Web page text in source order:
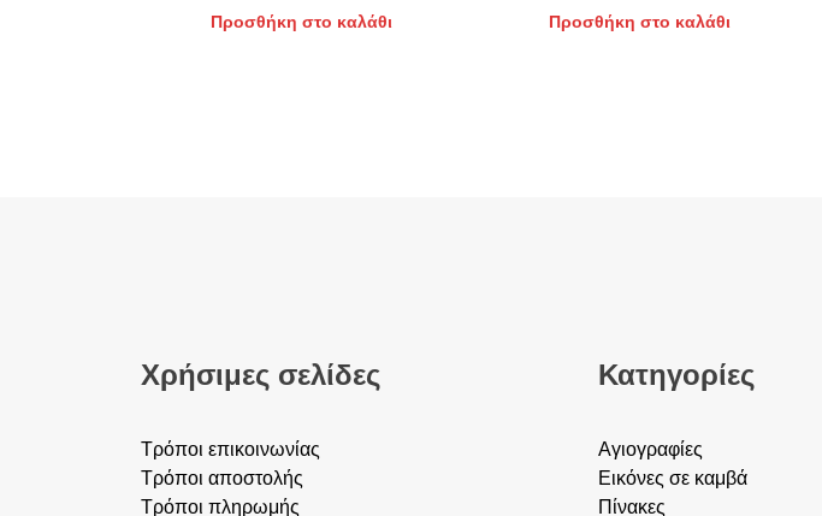
Προσθήκη στο καλάθι
Προσθήκη στο καλάθι
Χρήσιμες σελίδες
Τρόποι επικοινωνίας
Τρόποι αποστολής
Τρόποι πληρωμής
Κατηγορίες
Αγιογραφίες
Εικόνες σε καμβά
Πίνακες